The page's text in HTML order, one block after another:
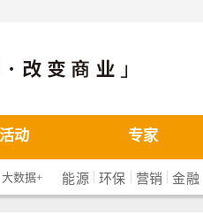
活动 专家
大数据+ 能源 |环保 | 营销 |金融